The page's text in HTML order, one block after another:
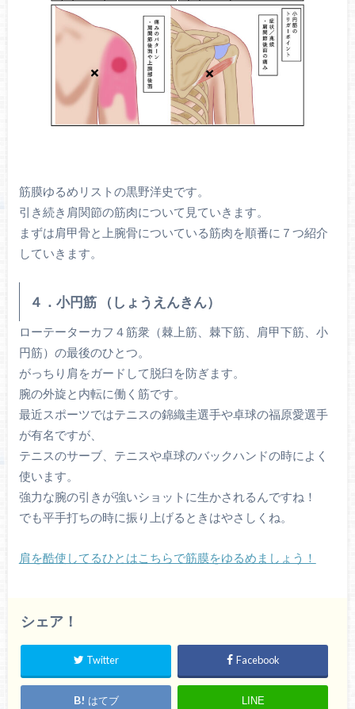
筋膜ゆるめリストの黒野洋史です。
引き続き肩関節の筋肉について見ていきます。
まずは肩甲骨と上腕骨についている筋肉を順番に７つ紹介
していきます。
４．小円筋 （しょうえんきん）
ローテーターカフ４筋衆（棘上筋、棘下筋、肩甲下筋、小
円筋）の最後のひとつ。
がっちり肩をガードして脱臼を防ぎます。
腕の外旋と内転に働く筋です。
最近スポーツではテニスの錦織圭選手や卓球の福原愛選手
が有名ですが、
テニスのサーブ、テニスや卓球のバックハンドの時によく
使います。
強力な腕の引きが強いショットに生かされるんですね！
でも平手打ちの時に振り上げるときはやさしくね。
肩を酷使してるひとはこちらで筋膜をゆるめましょう！
シェア！
Twitter Facebook
はてブ LINE